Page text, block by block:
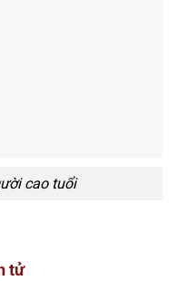
cao tuổi
tử